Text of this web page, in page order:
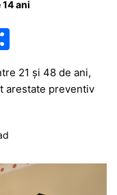
ani
ta
ă
21 și 48 de ani,
arestate preventiv